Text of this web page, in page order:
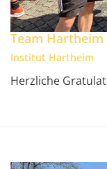
Team
Institut Hartheim
Herzliche